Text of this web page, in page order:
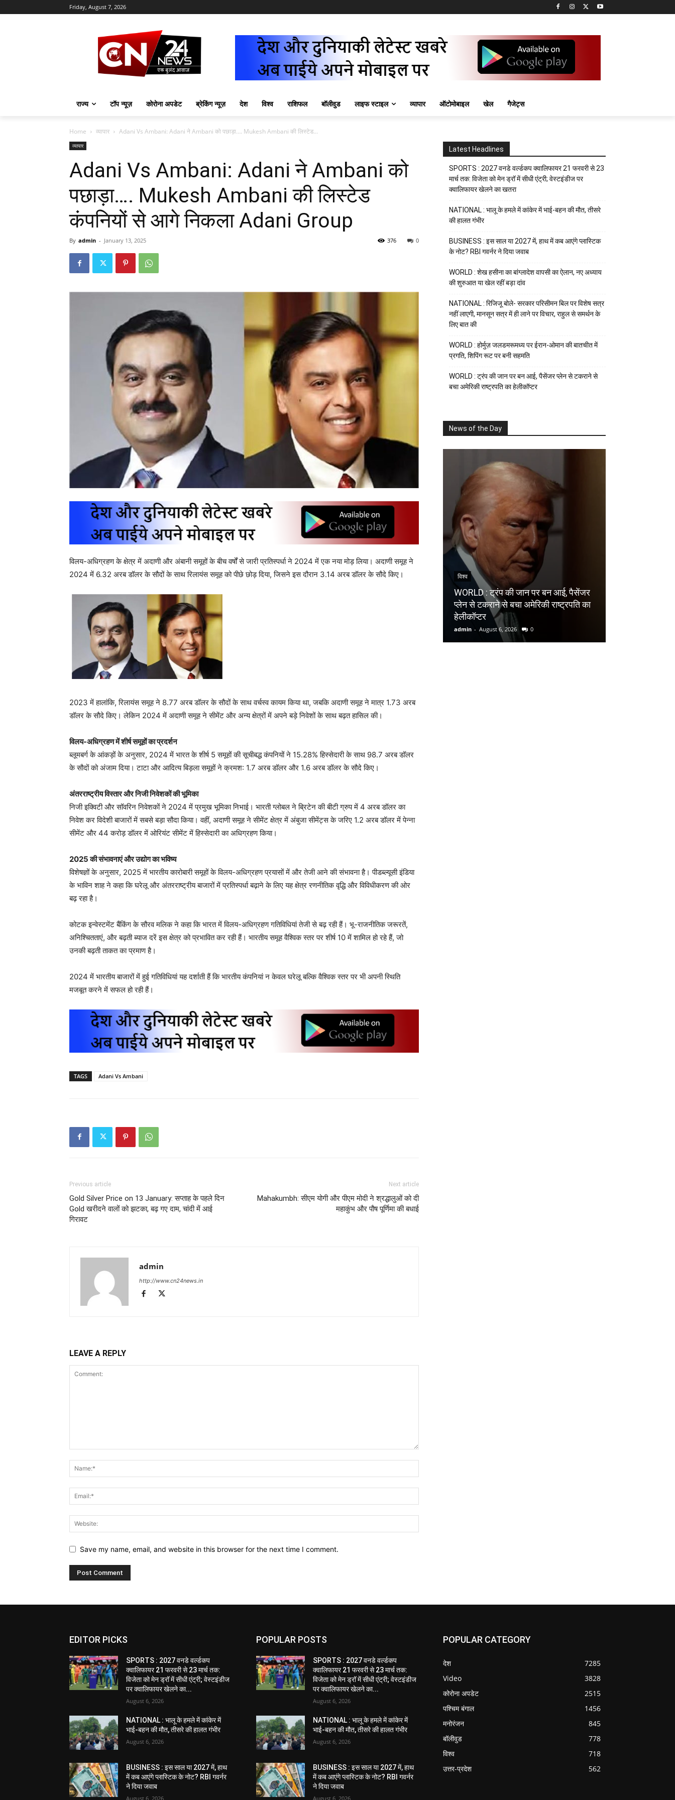
Friday, August 7, 2026
राज्य टॉप न्यूज़ कोरोना अपडेट ब्रेकिंग न्यूज़ देश विश्व राशिफल बॉलीवुड लाइफ स्टाइल व्यापार ऑटोमोबाइल खेल गैजेट्स
Home व्यापार Adani Vs Ambani: Adani ने Ambani को पछाड़ा…. Mukesh Ambani की लिस्टेड...
व्यापार
Adani Vs Ambani: Adani ने Ambani को
पछाड़ा…. Mukesh Ambani की लिस्टेड
कंपनियों से आगे निकला Adani Group
By admin - January 13, 2025 0
376
विलय-अधिग्रहण के क्षेत्र में अदाणी और अंबानी समूहों के बीच वर्षों से जारी प्रतिस्पर्धा ने 2024 में एक नया मोड़ लिया। अदाणी समूह ने
2024 में 6.32 अरब डॉलर के सौदों के साथ रिलायंस समूह को पीछे छोड़ दिया, जिसने इस दौरान 3.14 अरब डॉलर के सौदे किए।
2023 में हालांकि, रिलायंस समूह ने 8.77 अरब डॉलर के सौदों के साथ वर्चस्व कायम किया था, जबकि अदाणी समूह ने मात्र 1.73 अरब
डॉलर के सौदे किए। लेकिन 2024 में अदाणी समूह ने सीमेंट और अन्य क्षेत्रों में अपने बड़े निवेशों के साथ बढ़त हासिल की।
विलय-अधिग्रहण में शीर्ष समूहों का प्रदर्शन
ब्लूमबर्ग के आंकड़ों के अनुसार, 2024 में भारत के शीर्ष 5 समूहों की सूचीबद्ध कंपनियों ने 15.28% हिस्सेदारी के साथ 98.7 अरब डॉलर
के सौदों को अंजाम दिया। टाटा और आदित्य बिड़ला समूहों ने क्रमश: 1.7 अरब डॉलर और 1.6 अरब डॉलर के सौदे किए।
अंतरराष्ट्रीय विस्तार और निजी निवेशकों की भूमिका
निजी इक्विटी और सॉवरिन निवेशकों ने 2024 में प्रमुख भूमिका निभाई। भारती ग्लोबल ने ब्रिटेन की बीटी ग्रुप में 4 अरब डॉलर का
निवेश कर विदेशी बाजारों में सबसे बड़ा सौदा किया। वहीं, अदाणी समूह ने सीमेंट क्षेत्र में अंबुजा सीमेंट्स के जरिए 1.2 अरब डॉलर में पेन्ना
सीमेंट और 44 करोड़ डॉलर में ओरियंट सीमेंट में हिस्सेदारी का अधिग्रहण किया।
2025 की संभावनाएं और उद्योग का भविष्य
विशेषज्ञों के अनुसार, 2025 में भारतीय कारोबारी समूहों के विलय-अधिग्रहण प्रयासों में और तेजी आने की संभावना है। पीडब्ल्यूसी इंडिया
के भाविन शाह ने कहा कि घरेलू और अंतरराष्ट्रीय बाजारों में प्रतिस्पर्धा बढ़ाने के लिए यह क्षेत्र रणनीतिक वृद्धि और विविधीकरण की ओर
बढ़ रहा है।
कोटक इन्वेस्टमेंट बैंकिंग के सौरव मलिक ने कहा कि भारत में विलय-अधिग्रहण गतिविधियां तेजी से बढ़ रही हैं। भू-राजनीतिक जरूरतें,
अनिश्चितताएं, और बढ़ती ब्याज दरें इस क्षेत्र को प्रभावित कर रही हैं। भारतीय समूह वैश्विक स्तर पर शीर्ष 10 में शामिल हो रहे हैं, जो
उनकी बढ़ती ताकत का प्रमाण है।
2024 में भारतीय बाजारों में हुई गतिविधियां यह दर्शाती हैं कि भारतीय कंपनियां न केवल घरेलू बल्कि वैश्विक स्तर पर भी अपनी स्थिति
मजबूत करने में सफल हो रही हैं।
TAGS Adani Vs Ambani
Previous article
Gold Silver Price on 13 January: सप्ताह के पहले दिन
Gold खरीदने वालों को झटका, बढ़ गए दाम, चांदी में आई
गिरावट
Next article
Mahakumbh: सीएम योगी और पीएम मोदी ने श्रद्धालुओं को दी
महाकुंभ और पौष पूर्णिमा की बधाई
admin
http://www.cn24news.in
LEAVE A REPLY
Save my name, email, and website in this browser for the next time I comment.
Latest Headlines
SPORTS : 2027 वनडे वर्ल्डकप क्वालिफायर 21 फरवरी से 23
मार्च तक: विजेता को मेन ड्रॉ में सीधी एंट्री; वेस्टइंडीज पर
क्वालिफायर खेलने का खतरा
NATIONAL : भालू के हमले में कांकेर में भाई-बहन की मौत, तीसरे
की हालत गंभीर
BUSINESS : इस साल या 2027 में, हाथ में कब आएंगे प्लास्टिक
के नोट? RBI गवर्नर ने दिया जवाब
WORLD : शेख हसीना का बांग्लादेश वापसी का ऐलान, नए अध्याय
की शुरुआत या खेल रहीं बड़ा दांव
NATIONAL : रिजिजू बोले- सरकार परिसीमन बिल पर विशेष सत्र
नहीं लाएगी, मानसून सत्र में ही लाने पर विचार, राहुल से समर्थन के
लिए बात की
WORLD : होर्मुज़ जलडमरूमध्य पर ईरान-ओमान की बातचीत में
प्रगति, शिपिंग रूट पर बनी सहमति
WORLD : ट्रंप की जान पर बन आई, पैसेंजर प्लेन से टकराने से
बचा अमेरिकी राष्ट्रपति का हेलीकॉप्टर
News of the Day
विश्व
WORLD : ट्रंप की जान पर बन आई, पैसेंजर
प्लेन से टकराने से बचा अमेरिकी राष्ट्रपति का
हेलीकॉप्टर
admin - August 6, 2026 0
EDITOR PICKS
SPORTS : 2027 वनडे वर्ल्डकप
क्वालिफायर 21 फरवरी से 23 मार्च तक:
विजेता को मेन ड्रॉ में सीधी एंट्री; वेस्टइंडीज
पर क्वालिफायर खेलने का...
August 6, 2026
NATIONAL : भालू के हमले में कांकेर में
भाई-बहन की मौत, तीसरे की हालत गंभीर
August 6, 2026
BUSINESS : इस साल या 2027 में, हाथ
में कब आएंगे प्लास्टिक के नोट? RBI गवर्नर
ने दिया जवाब
August 6, 2026
POPULAR POSTS
SPORTS : 2027 वनडे वर्ल्डकप
क्वालिफायर 21 फरवरी से 23 मार्च तक:
विजेता को मेन ड्रॉ में सीधी एंट्री; वेस्टइंडीज
पर क्वालिफायर खेलने का...
August 6, 2026
NATIONAL : भालू के हमले में कांकेर में
भाई-बहन की मौत, तीसरे की हालत गंभीर
August 6, 2026
BUSINESS : इस साल या 2027 में, हाथ
में कब आएंगे प्लास्टिक के नोट? RBI गवर्नर
ने दिया जवाब
August 6, 2026
POPULAR CATEGORY
देश
7285
Video
3828
कोरोना अपडेट
2515
पश्चिम बंगाल
1456
मनोरंजन
845
बॉलीवुड
778
विश्व
718
उत्तर-प्रदेश
562